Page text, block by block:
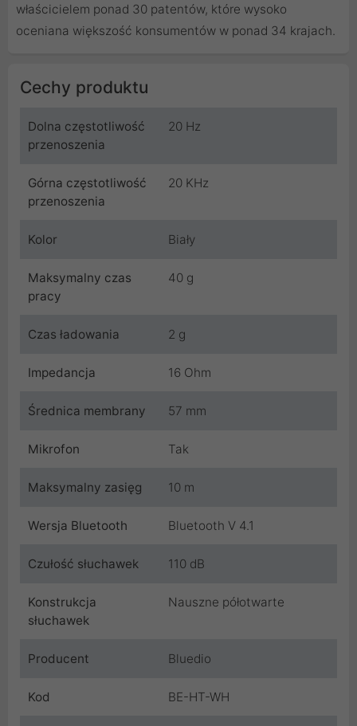
właścicielem ponad 30 patentów, które wysoko
oceniana większość konsumentów w ponad 34 krajach.
Cechy produktu
Dolna częstotliwość
przenoszenia
20 Hz
Górna częstotliwość
przenoszenia
20 KHz
Kolor Biały
Maksymalny czas
pracy
40 g
Czas ładowania 2 g
Impedancja 16 Ohm
Średnica membrany 57 mm
Mikrofon Tak
Maksymalny zasięg 10 m
Wersja Bluetooth Bluetooth V 4.1
Czułość słuchawek 110 dB
Konstrukcja
słuchawek
Nauszne półotwarte
Producent Bluedio
Kod BE-HT-WH